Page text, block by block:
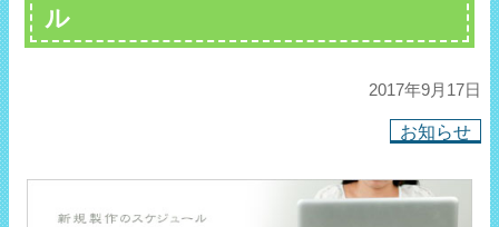
ル
2017年9月17日
お知らせ